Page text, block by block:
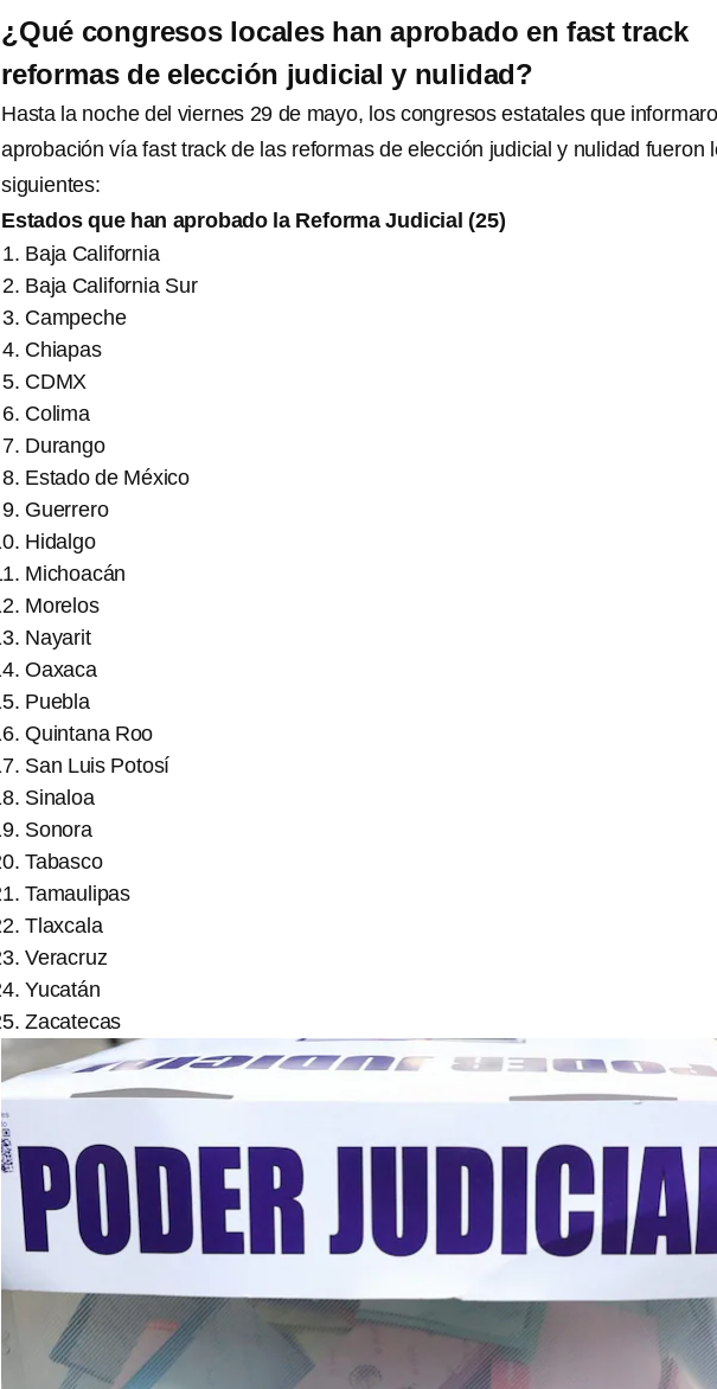
¿Qué congresos locales han aprobado en fast track
reformas de elección judicial y nulidad?
Hasta la noche del viernes 29 de mayo, los congresos estatales que
aprobación vía fast track de las reformas de elección judicial y nulidad fueron
siguientes:
Estados que han aprobado la Reforma Judicial (25)
Baja California
Baja California Sur
Campeche
Chiapas
CDMX
Colima
Durango
Estado de México
Guerrero
Hidalgo
Michoacán
Morelos
Nayarit
Oaxaca
Puebla
Quintana Roo
San Luis Potosí
Sinaloa
Sonora
Tabasco
Tamaulipas
Tlaxcala
Veracruz
Yucatán
Zacatecas